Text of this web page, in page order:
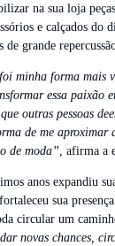
na sua loja
e calçados do
de grande
minha forma mais
essa paixão
outras pessoas
de me aproximar
de moda” , afirma a
anos expandiu
sua
circular um
novas chances,